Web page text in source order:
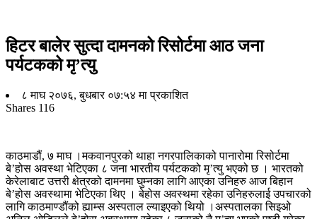
हिटर बालेर सुत्दा दामनको रिसोर्टमा आठ जना
पर्यटकको मृ’त्यु
८ माघ २०७६, बुधबार ०७:५४ मा प्रकाशित
Shares 116
काठमाडौं, ७ माघ ।मकवानपुरको थाहा नगरपालिकाको पानारोमा रिसोर्टमा
बे’होस अवस्था भेटिएका ८ जना भारतीय पर्यटकको मृ’त्यु भएको छ । भारतको
केरेलाबाट उत्तरी क्षेत्रको दामनमा घुम्नका लागि आएका उनिहरु आज बिहान
बे’होस अवस्थामा भेटिएका थिए । बेहोस अवस्थमा रहेका उनिहरुलाई उपचारको
लागि काठमाण्डौंको ह्याम्स अस्पताल ल्याइएको थियो ।अस्पतालका सिइओ